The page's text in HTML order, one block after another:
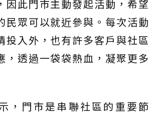
因此門市主動發起活動，希望
民眾可以就近參與。每次活動
投入外，也有許多客戶與社區
，透過一袋袋熱血，凝聚更多
，門市是串聯社區的重要節